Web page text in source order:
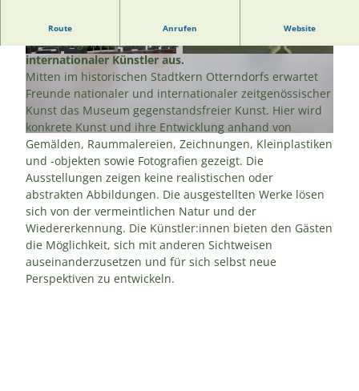
© Alistair Overbruck |
© Alistair Overbruck |CC-BY
Route Anrufen Website
Das Museum gegenstandsfreier Kunst in Otterndorf
stellt zeitgenössische Kunst nationaler und
internationaler Künstler aus.
Mitten im historischen Stadtkern Otterndorfs erwartet
Freunde nationaler und internationaler zeitgenössischer
Kunst das Museum gegenstandsfreier Kunst. Hier wird
konkrete Kunst und ihre Entwicklung anhand von
Gemälden, Raummalereien, Zeichnungen, Kleinplastiken
und -objekten sowie Fotografien gezeigt. Die
Ausstellungen zeigen keine realistischen oder
abstrakten Abbildungen. Die ausgestellten Werke lösen
sich von der vermeintlichen Natur und der
Wiedererkennung. Die Künstler:innen bieten den Gästen
die Möglichkeit, sich mit anderen Sichtweisen
auseinanderzusetzen und für sich selbst neue
Perspektiven zu entwickeln.